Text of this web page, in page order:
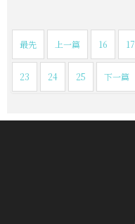
最先 上一篇 16 17
23 24 25 下一篇